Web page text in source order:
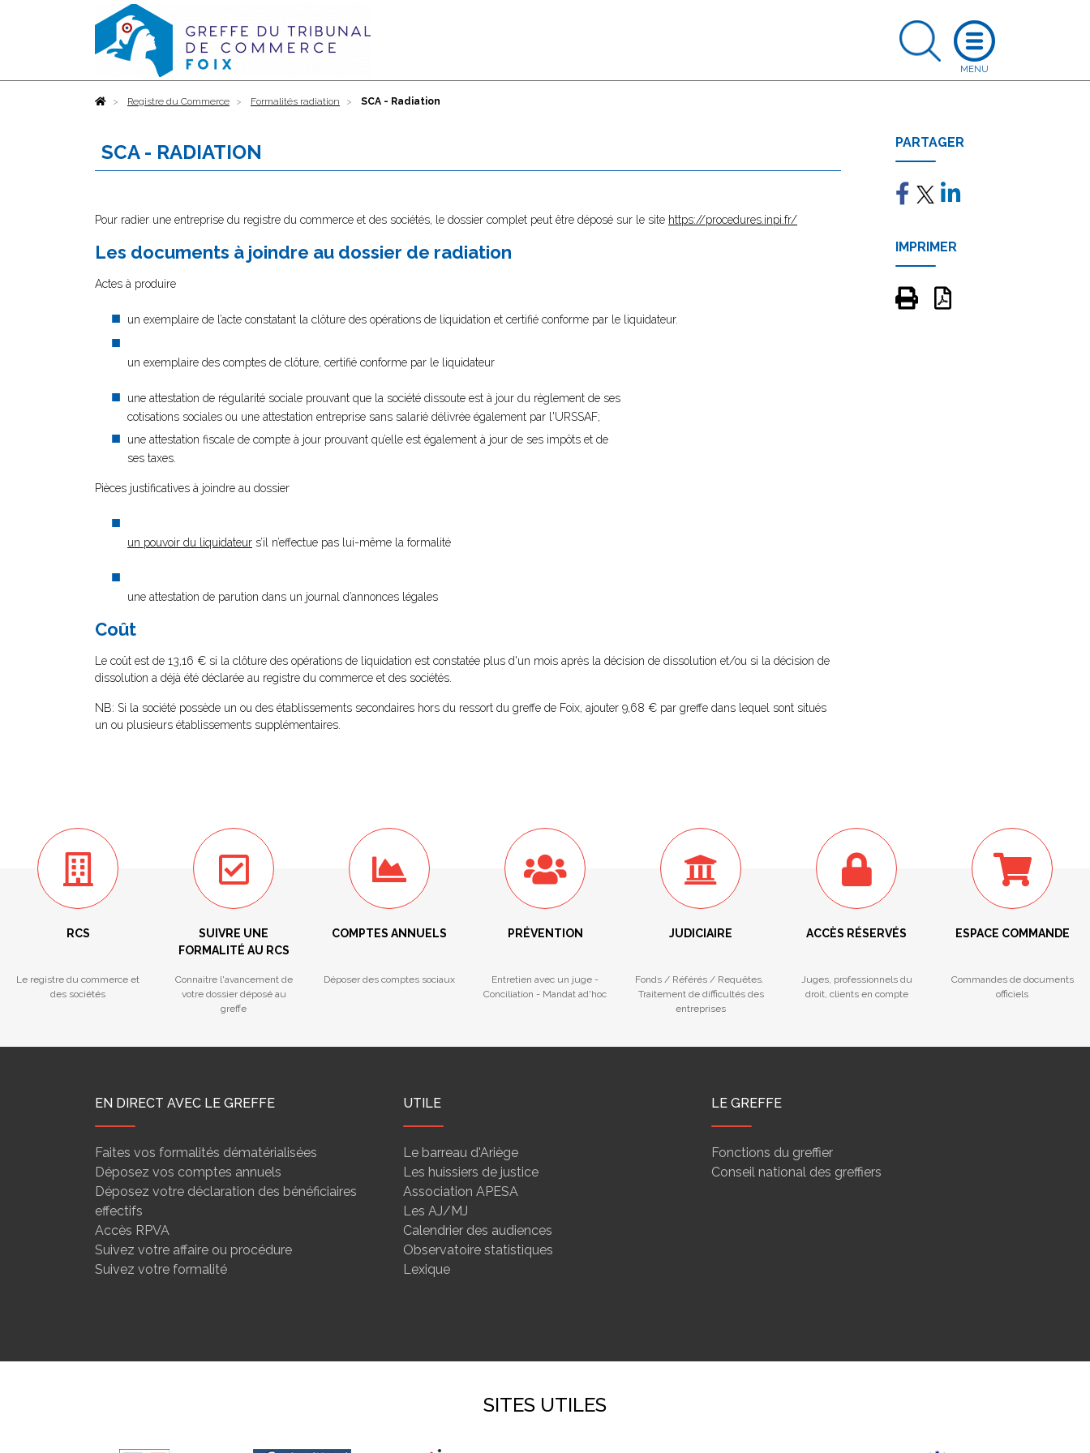
AccueilRegistre du Commerce Formalités radiation SCA - Radiation
SCA - RADIATION
Pour radier une entreprise du registre du commerce et des sociétés, le dossier complet peut être déposé sur le site https://procedures.inpi.fr/
Les documents à joindre au dossier de radiation
Actes à produire
un exemplaire de l’acte constatant la clôture des opérations de liquidation et certifié conforme par le liquidateur.
un exemplaire des comptes de clôture, certifié conforme par le liquidateur
une attestation de régularité sociale prouvant que la société dissoute est à jour du règlement de ses
cotisations sociales ou une attestation entreprise sans salarié délivrée également par l'URSSAF;
une attestation fiscale de compte à jour prouvant qu’elle est également à jour de ses impôts et de
ses taxes.
Pièces justificatives à joindre au dossier
un pouvoir du liquidateur s’il n’effectue pas lui-même la formalité
une attestation de parution dans un journal d’annonces légales
Coût
Le coût est de 13,16 € si la clôture des opérations de liquidation est constatée plus d'un mois après la décision de dissolution et/ou si la décision de
dissolution a déjà été déclarée au registre du commerce et des sociétés.
NB: Si la société possède un ou des établissements secondaires hors du ressort du greffe de Foix, ajouter 9,68 € par greffe dans lequel sont situés
un ou plusieurs établissements supplémentaires.
PARTAGER
IMPRIMER
RCS
Le registre du commerce et
des sociétés
SUIVRE UNE
FORMALITÉ AU RCS
Connaitre l'avancement de
votre dossier déposé au
greffe
COMPTES ANNUELS
Déposer des comptes sociaux
PRÉVENTION
Entretien avec un juge -
Conciliation - Mandat ad'hoc
JUDICIAIRE
Fonds / Référés / Requêtes.
Traitement de difficultés des
entreprises
ACCÈS RÉSERVÉS
Juges, professionnels du
droit, clients en compte
ESPACE COMMANDE
Commandes de documents
officiels
EN DIRECT AVEC LE GREFFE
Faites vos formalités dématérialisées
Déposez vos comptes annuels
Déposez votre déclaration des bénéficiaires
effectifs
Accès RPVA
Suivez votre affaire ou procédure
Suivez votre formalité
UTILE
Le barreau d'Ariège
Les huissiers de justice
Association APESA
Les AJ/MJ
Calendrier des audiences
Observatoire statistiques
Lexique
LE GREFFE
Fonctions du greffier
Conseil national des greffiers
SITES UTILES